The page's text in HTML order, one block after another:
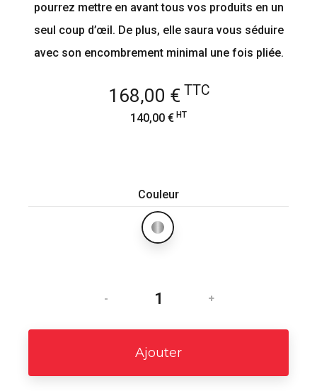
pourrez mettre en avant tous vos produits en un
seul coup d’œil. De plus, elle saura vous séduire
avec son encombrement minimal une fois pliée.
168,00 € TTC
140,00 € HT
Couleur
- +
Ajouter